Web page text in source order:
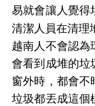
易就會讓人覺得
清潔人員在清理
越南人不會認為
會看到成堆的垃
窗外時，都會不
垃圾都丟成這個